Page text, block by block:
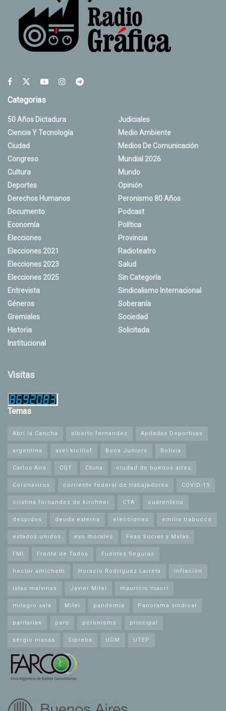
Categorias
50 Años Dictadura
Ciencia Y Tecnología
Ciudad
Congreso
Cultura
Deportes
Derechos Humanos
Documento
Economía
Elecciones
Elecciones 2021
Elecciones 2023
Elecciones 2025
Entrevista
Géneros
Gremiales
Historia
Institucional
Judiciales
Medio Ambiente
Medios De Comunicación
Mundial 2026
Mundo
Opinión
Peronismo 80 Años
Podcast
Política
Provincia
Radioteatro
Salud
Sin Categoría
Sindicalismo Internacional
Soberanía
Sociedad
Solicitada
Visitas
Temas
Abrí la Cancha alberto fernandez Apiladas Deportivas
argentina axel kicillof Boca Juniors Bolivia
Carlos Aira CGT China ciudad de buenos aires
Coronavirus corriente federal de trabajadores COVID-19
cristina fernandez de kirchner CTA cuarentena
despidos deuda externa elecciones emilia trabucco
estados unidos evo morales Feas Sucias y Malas
FMI Frente de Todos Fuentes Seguras
hector amichetti Horacio Rodríguez Larreta inflación
islas malvinas Javier Milei mauricio macri
milagro sala Milei pandemia Panorama sindical
paritarias paro peronismo principal
sergio massa Sipreba UOM UTEP